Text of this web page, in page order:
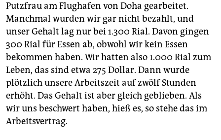
Putzfrau am Flughafen von Doha gearbeitet.
Manchmal wurden wir gar nicht bezahlt, und
unser Gehalt lag nur bei 1.300 Rial. Davon gingen
300 Rial für Essen ab, obwohl wir kein Essen
bekommen haben. Wir hatten also 1.000 Rial zum
Leben, das sind etwa 275 Dollar. Dann wurde
plötzlich unsere Arbeitszeit auf zwölf Stunden
erhöht. Das Gehalt ist aber gleich geblieben. Als
wir uns beschwert haben, hieß es, so stehe das im
Arbeitsvertrag.